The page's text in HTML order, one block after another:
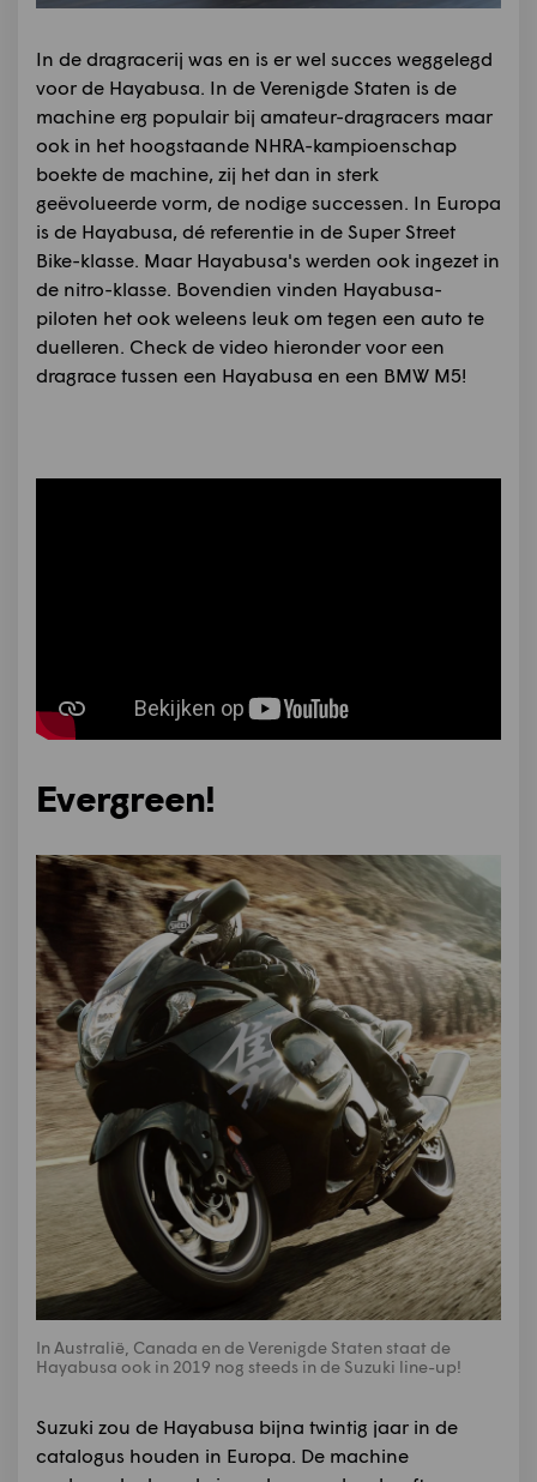
In de dragracerij was en is er wel succes weggelegd
voor de Hayabusa. In de Verenigde Staten is de
machine erg populair bij amateur-dragracers maar
ook in het hoogstaande NHRA-kampioenschap
boekte de machine, zij het dan in sterk
geëvolueerde vorm, de nodige successen. In Europa
is de Hayabusa, dé referentie in de Super Street
Bike-klasse. Maar Hayabusa's werden ook ingezet in
de nitro-klasse. Bovendien vinden Hayabusa-
piloten het ook weleens leuk om tegen een auto te
duelleren. Check de video hieronder voor een
dragrace tussen een Hayabusa en een BMW M5!
Evergreen!
In Australië, Canada en de Verenigde Staten staat de
Hayabusa ook in 2019 nog steeds in de Suzuki line-up!
Suzuki zou de Hayabusa bijna twintig jaar in de
catalogus houden in Europa. De machine